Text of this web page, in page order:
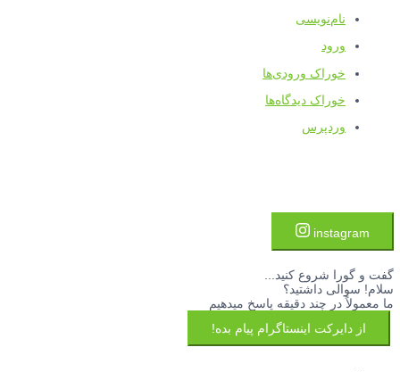
نام‌نویسی
ورود
خوراک ورودی‌ها
خوراک دیدگاه‌ها
وردپرس
instagram
گفت و گورا شروع کنید...
سلام! سوالی داشتید؟
ما معمولاً در چند دقیقه پاسخ میدهیم
از دایرکت اینستاگرام پیام بده!